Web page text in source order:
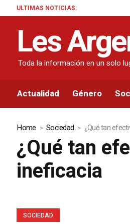
ULTIMAS NOTICIAS:
Les
Toda la información en un solo
Actualidad Género
Home Sociedad ¿Qué tan
¿Qué tan
ineficacia
SOCIEDAD